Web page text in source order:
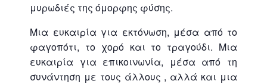
μυρωδιές της όμορφης φύσης.
Μια ευκαιρία για εκτόνωση, μέσα από το
φαγοπότι, το χορό και το τραγούδι. Μια
ευκαιρία για επικοινωνία, μέσα από τη
συνάντηση με τους άλλους , αλλά και μια